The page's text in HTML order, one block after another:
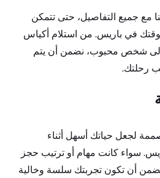
مع جميع التفاصيل، حتى تتمكن
في باريس. من استلام أكياس
إلى شخص محبوب، نضمن أن يتم
رحلتك.
لجعل حياتك أسهل أثناء
سواء كانت مهام أو ترتيب حجز
أن تكون تجربتك سلسة وخالية